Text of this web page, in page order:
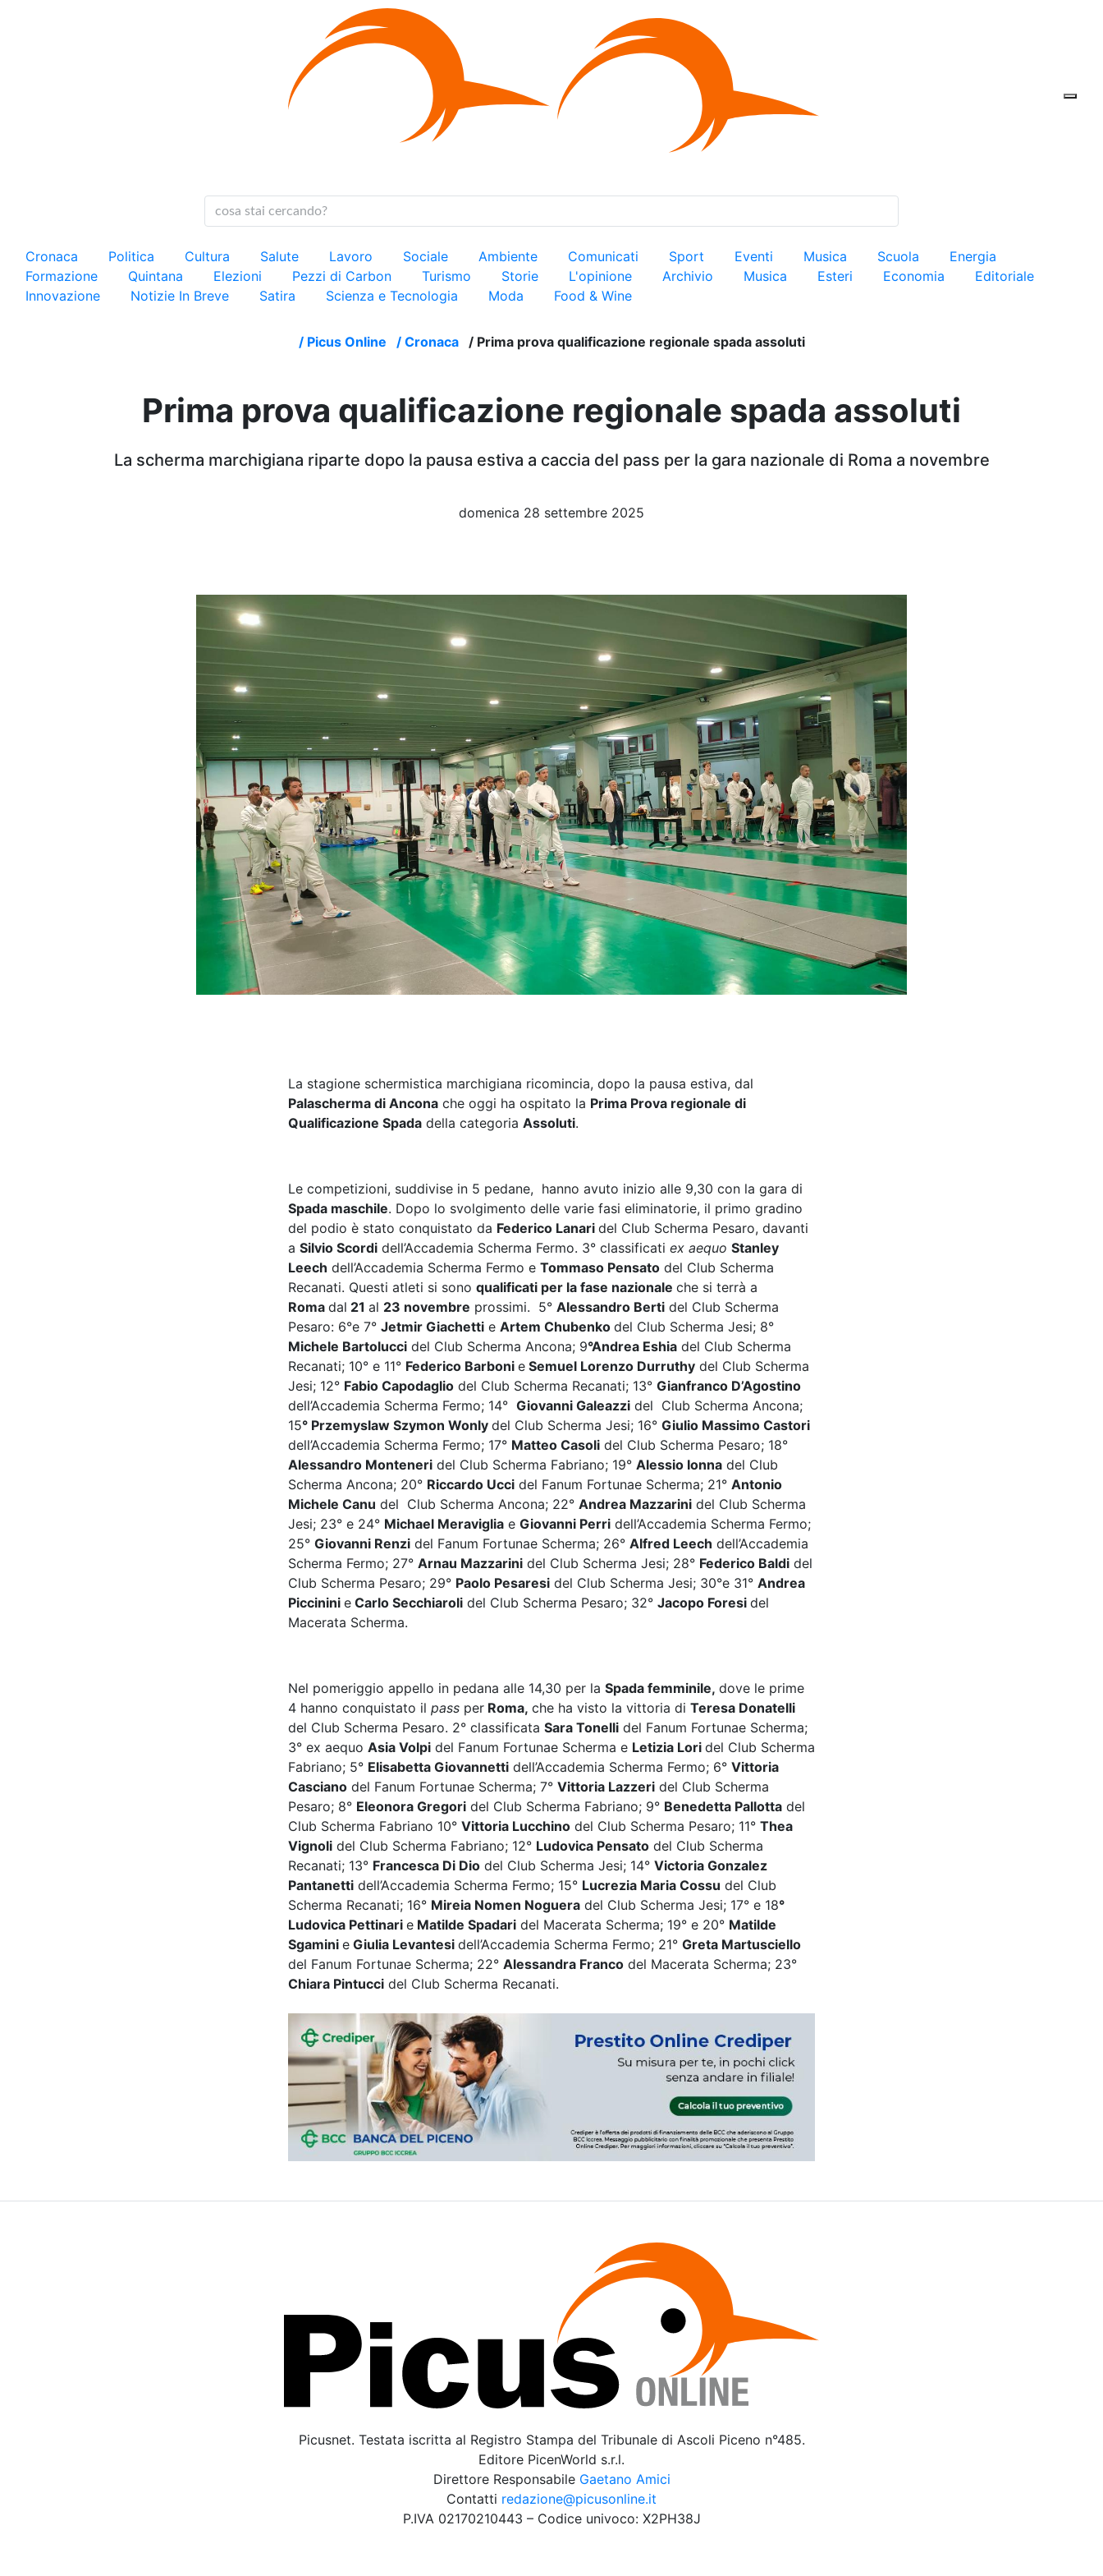
×
Cronaca Politica Cultura Salute Lavoro Sociale Ambiente Comunicati Sport Eventi Musica Scuola
Energia
Formazione
Quintana Elezioni Pezzi di Carbon Turismo Storie L'opinione Archivio Musica Esteri Economia
Editoriale
Innovazione
Notizie In Breve Satira Scienza e Tecnologia Moda Food & Wine
/ Picus Online / Cronaca / Prima prova qualificazione regionale spada assoluti
Prima prova qualificazione regionale spada assoluti
La scherma marchigiana riparte dopo la pausa estiva a caccia del pass per la gara nazionale di Roma a novembre
domenica 28 settembre 2025
La stagione schermistica marchigiana ricomincia, dopo la pausa estiva, dal
Palascherma di Ancona che oggi ha ospitato la Prima Prova regionale di
Qualificazione Spada della categoria Assoluti.
Le competizioni, suddivise in 5 pedane, hanno avuto inizio alle 9,30 con la gara di
Spada maschile. Dopo lo svolgimento delle varie fasi eliminatorie, il primo gradino
del podio è stato conquistato da Federico Lanari del Club Scherma Pesaro, davanti
a Silvio Scordi dell’Accademia Scherma Fermo. 3° classificati ex aequo Stanley
Leech dell’Accademia Scherma Fermo e Tommaso Pensato del Club Scherma
Recanati. Questi atleti si sono qualificati per la fase nazionale che si terrà a
Roma dal 21 al 23 novembre prossimi. 5° Alessandro Berti del Club Scherma
Pesaro: 6°e 7° Jetmir Giachetti e Artem Chubenko del Club Scherma Jesi; 8°
Michele Bartolucci del Club Scherma Ancona; 9°Andrea Eshia del Club Scherma
Recanati; 10° e 11° Federico Barboni e Semuel Lorenzo Durruthy del Club Scherma
Jesi; 12° Fabio Capodaglio del Club Scherma Recanati; 13° Gianfranco D’Agostino
dell’Accademia Scherma Fermo; 14° Giovanni Galeazzi del Club Scherma Ancona;
15° Przemyslaw Szymon Wonly del Club Scherma Jesi; 16° Giulio Massimo Castori
dell’Accademia Scherma Fermo; 17° Matteo Casoli del Club Scherma Pesaro; 18°
Alessandro Monteneri del Club Scherma Fabriano; 19° Alessio Ionna del Club
Scherma Ancona; 20° Riccardo Ucci del Fanum Fortunae Scherma; 21° Antonio
Michele Canu del Club Scherma Ancona; 22° Andrea Mazzarini del Club Scherma
Jesi; 23° e 24° Michael Meraviglia e Giovanni Perri dell’Accademia Scherma Fermo;
25° Giovanni Renzi del Fanum Fortunae Scherma; 26° Alfred Leech dell’Accademia
Scherma Fermo; 27° Arnau Mazzarini del Club Scherma Jesi; 28° Federico Baldi del
Club Scherma Pesaro; 29° Paolo Pesaresi del Club Scherma Jesi; 30°e 31° Andrea
Piccinini e Carlo Secchiaroli del Club Scherma Pesaro; 32° Jacopo Foresi del
Macerata Scherma.
Nel pomeriggio appello in pedana alle 14,30 per la Spada femminile, dove le prime
4 hanno conquistato il pass per Roma, che ha visto la vittoria di Teresa Donatelli
del Club Scherma Pesaro. 2° classificata Sara Tonelli del Fanum Fortunae Scherma;
3° ex aequo Asia Volpi del Fanum Fortunae Scherma e Letizia Lori del Club Scherma
Fabriano; 5° Elisabetta Giovannetti dell’Accademia Scherma Fermo; 6° Vittoria
Casciano del Fanum Fortunae Scherma; 7° Vittoria Lazzeri del Club Scherma
Pesaro; 8° Eleonora Gregori del Club Scherma Fabriano; 9° Benedetta Pallotta del
Club Scherma Fabriano 10° Vittoria Lucchino del Club Scherma Pesaro; 11° Thea
Vignoli del Club Scherma Fabriano; 12° Ludovica Pensato del Club Scherma
Recanati; 13° Francesca Di Dio del Club Scherma Jesi; 14° Victoria Gonzalez
Pantanetti dell’Accademia Scherma Fermo; 15° Lucrezia Maria Cossu del Club
Scherma Recanati; 16° Mireia Nomen Noguera del Club Scherma Jesi; 17° e 18°
Ludovica Pettinari e Matilde Spadari del Macerata Scherma; 19° e 20° Matilde
Sgamini e Giulia Levantesi dell’Accademia Scherma Fermo; 21° Greta Martusciello
del Fanum Fortunae Scherma; 22° Alessandra Franco del Macerata Scherma; 23°
Chiara Pintucci del Club Scherma Recanati.
Picusnet. Testata iscritta al Registro Stampa del Tribunale di Ascoli Piceno n°485.
Editore PicenWorld s.r.l.
Direttore Responsabile Gaetano Amici
Contatti redazione@picusonline.it
P.IVA 02170210443 – Codice univoco: X2PH38J